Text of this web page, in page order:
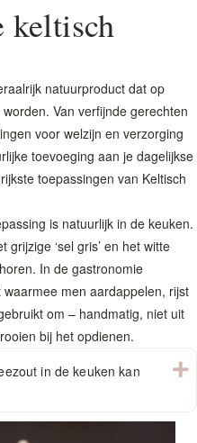
keltisch
natuurproduct dat op
Van verfijnde gerechten
voor welzijn en verzorging
toevoeging aan je dagelijkse
toepassingen van Keltisch
is natuurlijk in de keuken.
‘sel gris’ en het witte
In de gastronomie
men aardappelen, rijst
om – handmatig, niet uit
bij het opdienen.
in de keuken kan